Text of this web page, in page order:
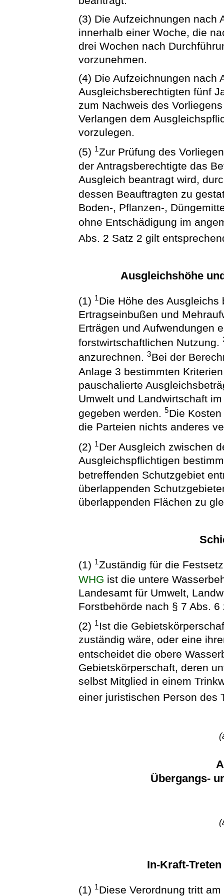
(3) Die Aufzeichnungen nach
innerhalb einer Woche, die
drei Wochen nach
vorzunehmen.
(4) Die Aufzeichnungen nach
Ausgleichsberechtigten fünf
zum Nachweis des
Verlangen dem
vorzulegen.
(5) 1Zur Prüfung des
der Antragsberechtigte das
Ausgleich beantragt wird,
dessen Beauftragten zu
Boden-, Pflanzen-,
ohne Entschädigung im
Abs. 2 Satz 2 gilt
Ausgleichshöhe
(1) 1Die Höhe des
Ertragseinbußen und
Erträgen und Aufwendungen
forstwirtschaftlichen Nutzung.
anzurechnen.3Bei der
Anlage 3 bestimmten
pauschalierte
Umwelt und Landwirtschaft
gegeben werden.5Die
die Parteien nichts anderes
(2) 1Der Ausgleich zwischen
Ausgleichspflichtigen
betreffenden Schutzgebiet
überlappenden
überlappenden Flächen zu
(1) 1Zuständig für die
WHG ist die untere
Landesamt für Umwelt,
Forstbehörde nach § 7 Abs.
(2) 1 Ist die
zuständig wäre, oder eine
entscheidet die obere
Gebietskörperschaft, deren
selbst Mitglied in einem
einer juristischen Person des
Übergangs-
In-Kraft-
(1) 1Diese Verordnung tritt